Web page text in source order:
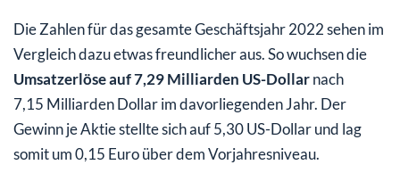
Die Zahlen für das gesamte Geschäftsjahr 2022 sehen im
Vergleich dazu etwas freundlicher aus. So wuchsen die
Umsatzerlöse auf 7,29 Milliarden US-Dollarnach
7,15 Milliarden Dollar im davorliegenden Jahr. Der
Gewinn je Aktie stellte sich auf 5,30 US-Dollar und lag
somit um 0,15 Euro über dem Vorjahresniveau.